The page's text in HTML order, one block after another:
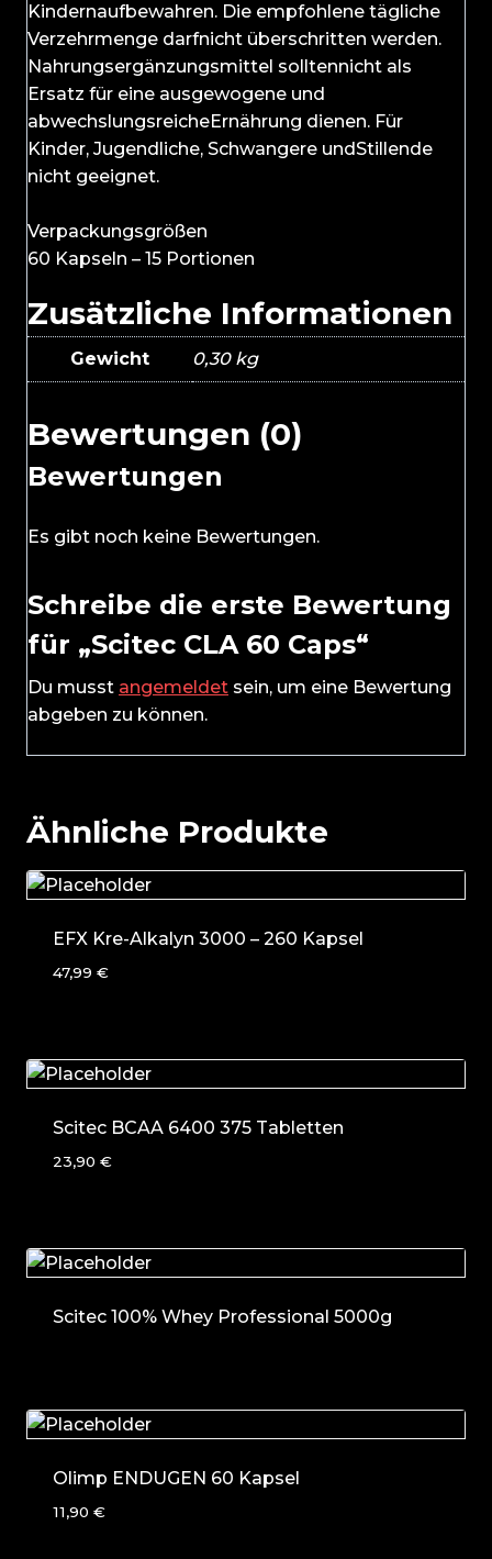
Kindernaufbewahren. Die empfohlene tägliche
Verzehrmenge darfnicht überschritten werden.
Nahrungsergänzungsmittel solltennicht als
Ersatz für eine ausgewogene und
abwechslungsreicheErnährung dienen. Für
Kinder, Jugendliche, Schwangere undStillende
nicht geeignet.
Verpackungsgrößen
60 Kapseln – 15 Portionen
Zusätzliche Informationen
Gewicht 0,30 kg
Bewertungen (0)
Bewertungen
Es gibt noch keine Bewertungen.
Schreibe die erste Bewertung
für „Scitec CLA 60 Caps“
Du musst angemeldet sein, um eine Bewertung
abgeben zu können.
Ähnliche Produkte
EFX Kre-Alkalyn 3000 – 260 Kapsel
47,99 €
Scitec BCAA 6400 375 Tabletten
23,90 €
Scitec 100% Whey Professional 5000g
Olimp ENDUGEN 60 Kapsel
11,90 €